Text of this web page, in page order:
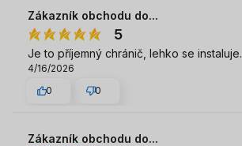
Zákazník obchodu do...
5
Je to příjemný chránič, lehko se instaluje.
4/16/2026
0
0
Zákazník obchodu do...